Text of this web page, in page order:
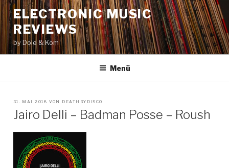
Zum
Inhalt
springen
ELECTRONIC MUSIC
REVIEWS
by Dole & Kom
Menü
VERÖFFENTLICHT
31. MAI 2018 VON DEATHBYDISCO
Jairo Delli – Badman Posse – Roush